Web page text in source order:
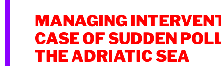
MANAGING
CASE OF SUDDEN
THE ADRIATIC SEA